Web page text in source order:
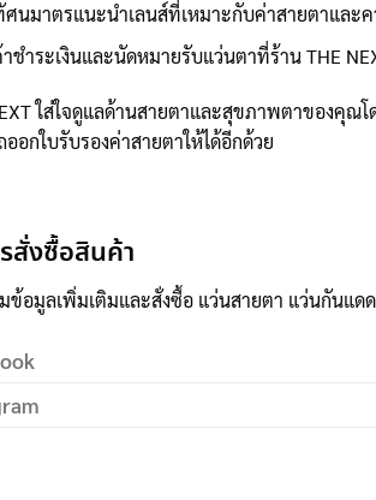
นมาตรแนะนำเลนส์ที่เหมาะกับค่าสายตาและค
ชำระเงินและนัดหมายรับแว่นตาที่ร้าน THE
ใส่ใจดูแลด้านสายตาและสุขภาพตาของคุ
ออกใบรับรองค่าสายตาให้ได้อีกด้วย
สั่งซื้อสินค้า
ข้อมูลเพิ่มเติมและสั่งซื้อ แว่นสายตา แว่นกันแ